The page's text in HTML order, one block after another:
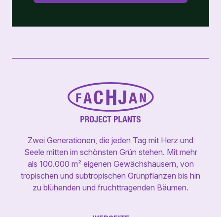
Zwei Generationen, die jeden Tag mit Herz und
Seele mitten im schönsten Grün stehen. Mit mehr
als 100.000 m² eigenen Gewächshäusern, von
tropischen und subtropischen Grünpflanzen bis hin
zu blühenden und fruchttragenden Bäumen.